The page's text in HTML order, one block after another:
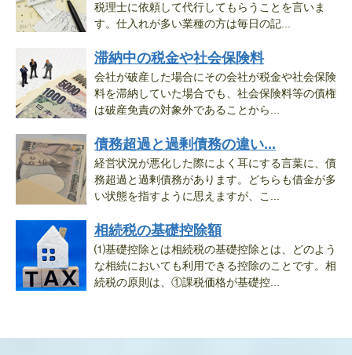
税理士に依頼して代行してもらうことを言いま
す。仕入れが多い業種の方は毎日の記...
滞納中の税金や社会保険料
会社が破産した場合にその会社が税金や社会保険
料を滞納していた場合でも、社会保険料等の債権
は破産免責の対象外であることから...
債務超過と過剰債務の違い...
経営状況が悪化した際によく耳にする言葉に、債
務超過と過剰債務があります。どちらも借金が多
い状態を指すように思えますが、こ...
相続税の基礎控除額
⑴基礎控除とは相続税の基礎控除とは、どのよう
な相続においても利用できる控除のことです。相
続税の原則は、①課税価格が基礎控...